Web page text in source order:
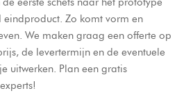
eindproduct. Zo komt vorm en
We maken graag een offerte op
de levertermijn en de eventuele
uitwerken. Plan een gratis